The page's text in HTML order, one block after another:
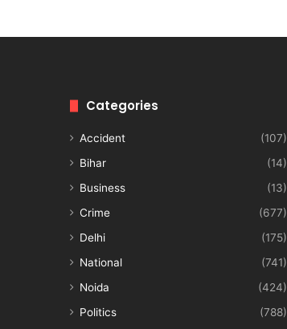
Categories
Accident
(107)
Bihar
(14)
Business
(13)
Crime
(677)
Delhi
(175)
National
(741)
Noida
(424)
Politics
(788)